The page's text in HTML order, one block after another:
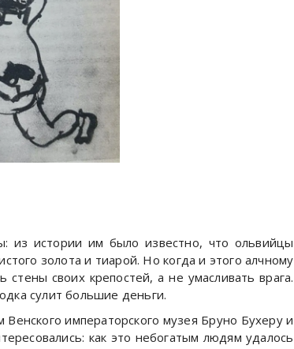
из истории им было известно, что ольвийцы
золота и тиарой. Но когда и этого алчному
своих крепостей, а не умасливать врага.
сулит большие деньги.
императорского музея Бруно Бухеру и
как это небогатым людям удалось